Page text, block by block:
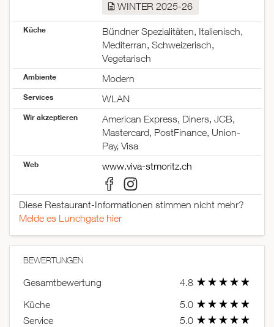
Sonntag
12:00–17:00
18:00–22:00
12:00–17:00
18:00–22:00
12:00–17:00
18:00–22:00
12:00–17:00
18:00–22:00
WINTER 2025-26
Küche
Bündner Spezialitäten, Italienisch,
Mediterran, Schweizerisch,
Vegetarisch
Ambiente Modern
Services WLAN
Wir akzeptieren
American Express, Diners, JCB,
Mastercard, PostFinance, Union-
Pay, Visa
Web www.viva-stmoritz.ch
Diese Restaurant-Informationen stimmen nicht mehr?
Melde es Lunchgate hier
BEWERTUNGEN
Gesamtbewertung
4.8
Küche
5.0
Service
5.0